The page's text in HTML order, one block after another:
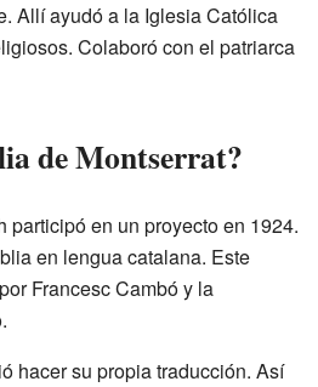
Allí ayudó a la Iglesia Católica
Colaboró con el patriarca
de Montserrat?
participó en un proyecto en 1924.
en lengua catalana. Este
Francesc Cambó y la
hacer su propia traducción. Así